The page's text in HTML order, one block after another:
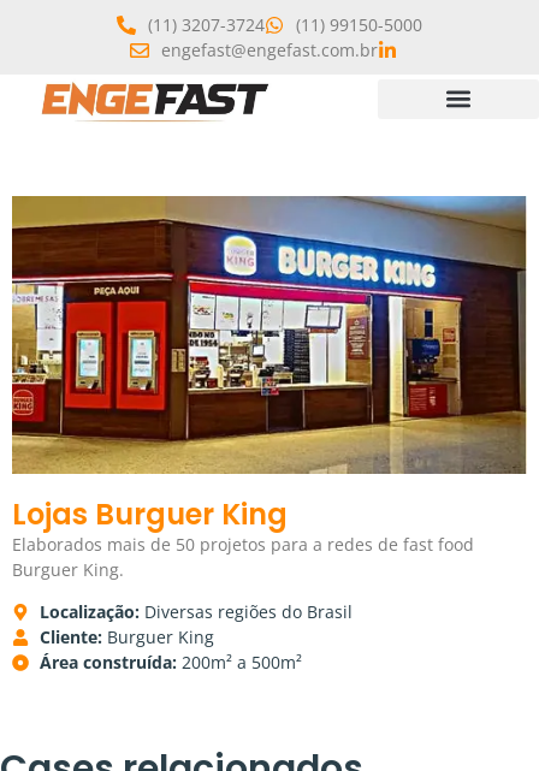
(11) 3207-3724
(11) 99150-5000
engefast@engefast.com.br
Lojas Burguer King
Elaborados mais de 50 projetos para a redes de fast food
Burguer King.
Localização:Diversas regiões do Brasil
Cliente:Burguer King
Área construída:200m² a 500m²